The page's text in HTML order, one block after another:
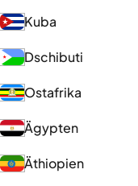
Kuba
Dschibuti
Ostafrika
Ägypten
Äthiopien